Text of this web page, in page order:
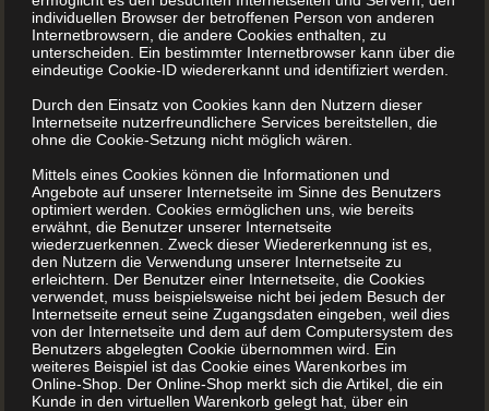
immer mehr jungen Menschen geht der Trend weg von
Fastfood hin zum guten alten Rezeptbuch. Warum man
ein Kochbuch drucken lassen ...
MEHR LESEN
Sie planen eine
Familienchronik?
Sie planen eine Familienchronik? BuchDrucker.at hilft
individuellen Browser der betroffenen Person von anderen
Internetbrowsern, die andere Cookies enthalten, zu
unterscheiden. Ein bestimmter Internetbrowser kann über die
eindeutige Cookie-ID wiedererkannt und identifiziert werden.
Durch den Einsatz von Cookies kann den Nutzern dieser
Internetseite nutzerfreundlichere Services bereitstellen, die
ohne die Cookie-Setzung nicht möglich wären.
Mittels eines Cookies können die Informationen und
Angebote auf unserer Internetseite im Sinne des Benutzers
optimiert werden. Cookies ermöglichen uns, wie bereits
erwähnt, die Benutzer unserer Internetseite
wiederzuerkennen. Zweck dieser Wiedererkennung ist es,
den Nutzern die Verwendung unserer Internetseite zu
erleichtern. Der Benutzer einer Internetseite, die Cookies
verwendet, muss beispielsweise nicht bei jedem Besuch der
Internetseite erneut seine Zugangsdaten eingeben, weil dies
von der Internetseite und dem auf dem Computersystem des
Benutzers abgelegten Cookie übernommen wird. Ein
weiteres Beispiel ist das Cookie eines Warenkorbes im
Online-Shop. Der Online-Shop merkt sich die Artikel, die ein
Kunde in den virtuellen Warenkorb gelegt hat, über ein